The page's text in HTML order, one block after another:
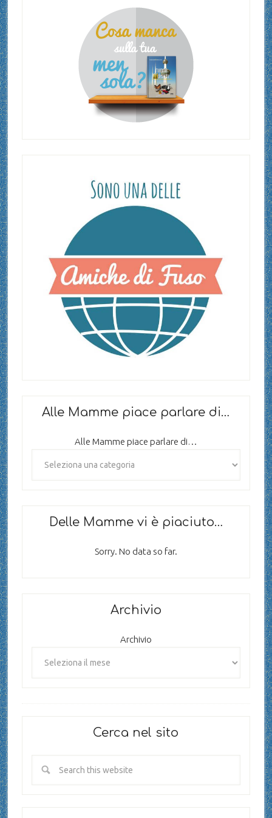
Alle Mamme piace parlare di…
Alle Mamme piace parlare di…
Delle Mamme vi è piaciuto…
Sorry. No data so far.
Archivio
Archivio
Cerca nel sito